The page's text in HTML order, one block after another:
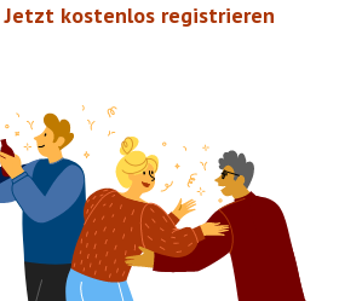
Jetzt kostenlos registrieren